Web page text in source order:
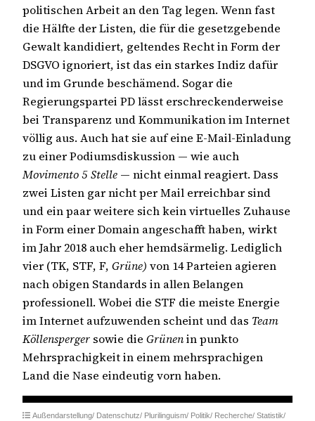
politischen Arbeit an den Tag legen. Wenn fast
die Hälfte der Listen, die für die gesetzgebende
Gewalt kandidiert, geltendes Recht in Form der
DSGVO ignoriert, ist das ein starkes Indiz dafür
und im Grunde beschämend. Sogar die
Regierungspartei PD lässt erschreckenderweise
bei Transparenz und Kommunikation im Internet
völlig aus. Auch hat sie auf eine E-Mail-Einladung
zu einer Podiumsdiskussion — wie auch
Movimento 5 Stelle — nicht einmal reagiert. Dass
zwei Listen gar nicht per Mail erreichbar sind
und ein paar weitere sich kein virtuelles Zuhause
in Form einer Domain angeschafft haben, wirkt
im Jahr 2018 auch eher hemdsärmelig. Lediglich
vier (TK, STF, F, Grüne) von 14 Parteien agieren
nach obigen Standards in allen Belangen
professionell. Wobei die STF die meiste Energie
im Internet aufzuwenden scheint und das Team
Köllensperger sowie die Grünenin punkto
Mehrsprachigkeit in einem mehrsprachigen
Land die Nase eindeutig vorn haben.
Außendarstellung/ Datenschutz/ Plurilinguism/ Politik/ Recherche/ Statistik/